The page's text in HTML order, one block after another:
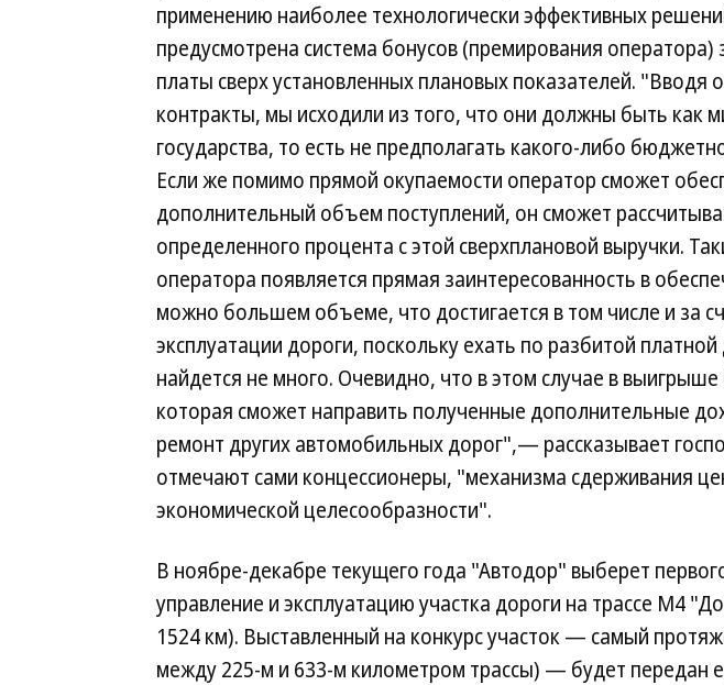
применению наиболее технологически эффективных
предусмотрена система бонусов (премирования оператора)
платы сверх установленных плановых показателей. "Вводя
контракты, мы исходили из того, что они должны быть как
государства, то есть не предполагать какого-либо
Если же помимо прямой окупаемости оператор сможет
дополнительный объем поступлений, он сможет
определенного процента с этой сверхплановой выручки.
оператора появляется прямая заинтересованность в
можно большем объеме, что достигается в том числе и за
эксплуатации дороги, поскольку ехать по разбитой
найдется не много. Очевидно, что в этом случае в
которая сможет направить полученные дополнительные
ремонт других автомобильных дорог",— рассказывает
отмечают сами концессионеры, "механизма сдерживания
экономической целесообразности".
В ноябре-декабре текущего года "Автодор" выберет
управление и эксплуатацию участка дороги на трассе М4
1524 км). Выставленный на конкурс участок — самый
между 225-м и 633-м километром трассы) — будет передан